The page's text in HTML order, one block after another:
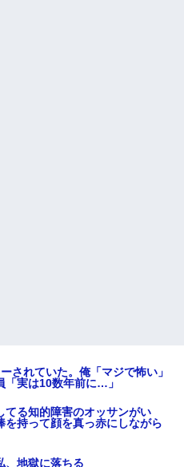
されていた。俺「マジで怖い」
「実は10数年前に…」
てる知的障害のオッサンがい
持って顔を真っ赤にしながら
、地獄に落ちる